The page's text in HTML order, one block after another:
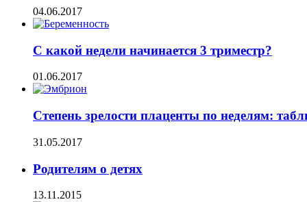
04.06.2017
С какой недели начинается 3 триместр?
01.06.2017
Степень зрелости плаценты по неделям:
31.05.2017
Родителям о детях
13.11.2015